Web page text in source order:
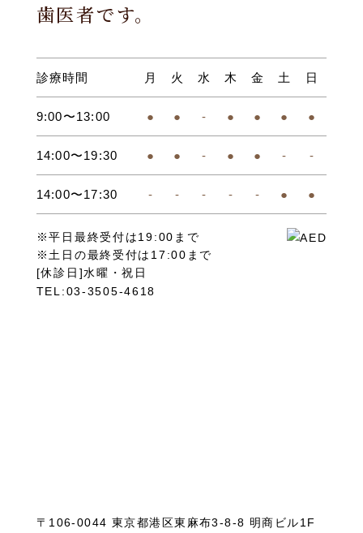
歯医者です。
診療時間 月 火 水 木 金 土 日
9:00〜13:00 ● ● - ● ● ● ●
14:00〜19:30 ● ● - ● ● - -
14:00〜17:30 - - - - - ● ●
※平日最終受付は19:00まで
※土日の最終受付は17:00まで
[休診日]水曜・祝日
TEL:03-3505-4618
〒106-0044 東京都港区東麻布3-8-8 明商ビル1F